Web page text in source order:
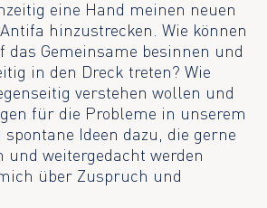
eine Hand meinen neuen
hinzustrecken. Wie können
Gemeinsame besinnen und
in den Dreck treten? Wie
verstehen wollen und
für die Probleme in unserem
Ideen dazu, die gerne
und weitergedacht werden
über Zuspruch und